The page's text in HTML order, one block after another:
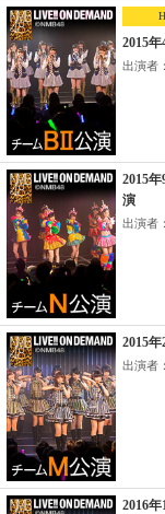
2015
出演者
2015
演
出演者
2015
出演者
2016